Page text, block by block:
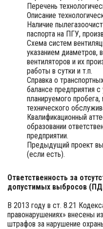
Перечень
Описание
Наличие
паспорта на ПГУ,
Схема систем
указанием диаметров,
вентиляторов и их
работы в сутки и т.п.
Справка о
балансе предприятия
планируемого
технического
Квалификационный
образовании
предприятии.
Предыдущий проект
(если есть).
Ответственность за
допустимых выбросов
В 2013 году в ст. 8.21
правонарушениях» внесены
штрафов за нарушение